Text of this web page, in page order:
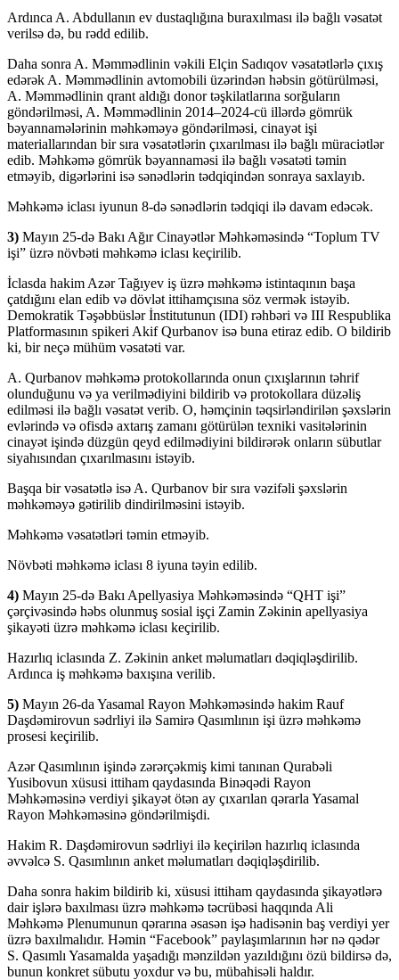
Ardınca A. Abdullanın ev dustaqlığına buraxılması ilə bağlı vəsatət
verilsə də, bu rədd edilib.
Daha sonra A. Məmmədlinin vəkili Elçin Sadıqov vəsatətlərlə çıxış
edərək A. Məmmədlinin avtomobili üzərindən həbsin götürülməsi,
A. Məmmədlinin qrant aldığı donor təşkilatlarına sorğuların
göndərilməsi, A. Məmmədlinin 2014–2024-cü illərdə gömrük
bəyannamələrinin məhkəməyə göndərilməsi, cinayət işi
materiallarından bir sıra vəsatətlərin çıxarılması ilə bağlı müraciətlər
edib. Məhkəmə gömrük bəyannaməsi ilə bağlı vəsatəti təmin
etməyib, digərlərini isə sənədlərin tədqiqindən sonraya saxlayıb.
Məhkəmə iclası iyunun 8-də sənədlərin tədqiqi ilə davam edəcək.
3) Mayın 25-də Bakı Ağır Cinayətlər Məhkəməsində “Toplum TV
işi” üzrə növbəti məhkəmə iclası keçirilib.
İclasda hakim Azər Tağıyev iş üzrə məhkəmə istintaqının başa
çatdığını elan edib və dövlət ittihamçısına söz vermək istəyib.
Demokratik Təşəbbüslər İnstitutunun (IDI) rəhbəri və III Respublika
Platformasının spikeri Akif Qurbanov isə buna etiraz edib. O bildirib
ki, bir neçə mühüm vəsatəti var.
A. Qurbanov məhkəmə protokollarında onun çıxışlarının təhrif
olunduğunu və ya verilmədiyini bildirib və protokollara düzəliş
edilməsi ilə bağlı vəsatət verib. O, həmçinin təqsirləndirilən şəxslərin
evlərində və ofisdə axtarış zamanı götürülən texniki vasitələrinin
cinayət işində düzgün qeyd edilmədiyini bildirərək onların sübutlar
siyahısından çıxarılmasını istəyib.
Başqa bir vəsatətlə isə A. Qurbanov bir sıra vəzifəli şəxslərin
məhkəməyə gətirilib dindirilməsini istəyib.
Məhkəmə vəsatətləri təmin etməyib.
Növbəti məhkəmə iclası 8 iyuna təyin edilib.
4) Mayın 25-də Bakı Apellyasiya Məhkəməsində “QHT işi”
çərçivəsində həbs olunmuş sosial işçi Zamin Zəkinin apellyasiya
şikayəti üzrə məhkəmə iclası keçirilib.
Hazırlıq iclasında Z. Zəkinin anket məlumatları dəqiqləşdirilib.
Ardınca iş məhkəmə baxışına verilib.
5) Mayın 26-da Yasamal Rayon Məhkəməsində hakim Rauf
Daşdəmirovun sədrliyi ilə Samirə Qasımlının işi üzrə məhkəmə
prosesi keçirilib.
Azər Qasımlının işində zərərçəkmiş kimi tanınan Qurabəli
Yusibovun xüsusi ittiham qaydasında Binəqədi Rayon
Məhkəməsinə verdiyi şikayət ötən ay çıxarılan qərarla Yasamal
Rayon Məhkəməsinə göndərilmişdi.
Hakim R. Daşdəmirovun sədrliyi ilə keçirilən hazırlıq iclasında
əvvəlcə S. Qasımlının anket məlumatları dəqiqləşdirilib.
Daha sonra hakim bildirib ki, xüsusi ittiham qaydasında şikayətlərə
dair işlərə baxılması üzrə məhkəmə təcrübəsi haqqında Ali
Məhkəmə Plenumunun qərarına əsasən işə hadisənin baş verdiyi yer
üzrə baxılmalıdır. Həmin “Facebook” paylaşımlarının hər nə qədər
S. Qasımlı Yasamalda yaşadığı mənzildən yazıldığını özü bildirsə də,
bunun konkret sübutu yoxdur və bu, mübahisəli haldır.